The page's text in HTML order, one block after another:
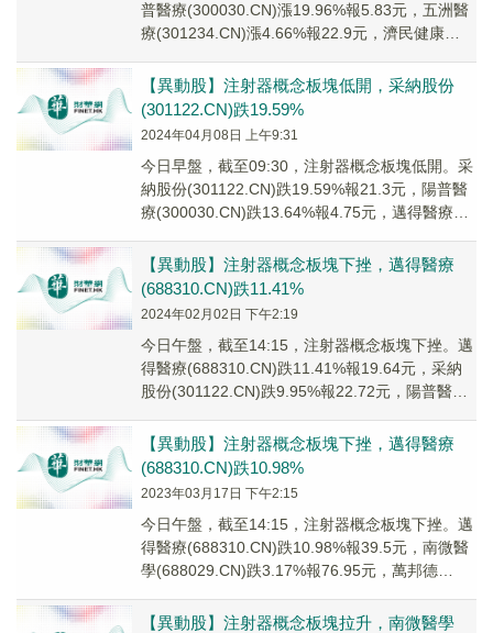
普醫療(300030.CN)漲19.96%報5.83元，五洲醫
療(301234.CN)漲4.66%報22.9元，濟民健康
【異動股】注射器概念板塊低開，采納股份
(301122.CN)跌19.59%
2024年04月08日 上午9:31
今日早盤，截至09:30，注射器概念板塊低開。采
納股份(301122.CN)跌19.59%報21.3元，陽普醫
療(300030.CN)跌13.64%報4.75元，邁得醫療
【異動股】注射器概念板塊下挫，邁得醫療
(688310.CN)跌11.41%
2024年02月02日 下午2:19
今日午盤，截至14:15，注射器概念板塊下挫。邁
得醫療(688310.CN)跌11.41%報19.64元，采納
股份(301122.CN)跌9.95%報22.72元，陽普醫療
【異動股】注射器概念板塊下挫，邁得醫療
(688310.CN)跌10.98%
2023年03月17日 下午2:15
今日午盤，截至14:15，注射器概念板塊下挫。邁
得醫療(688310.CN)跌10.98%報39.5元，南微醫
學(688029.CN)跌3.17%報76.95元，萬邦德
【異動股】注射器概念板塊拉升，南微醫學